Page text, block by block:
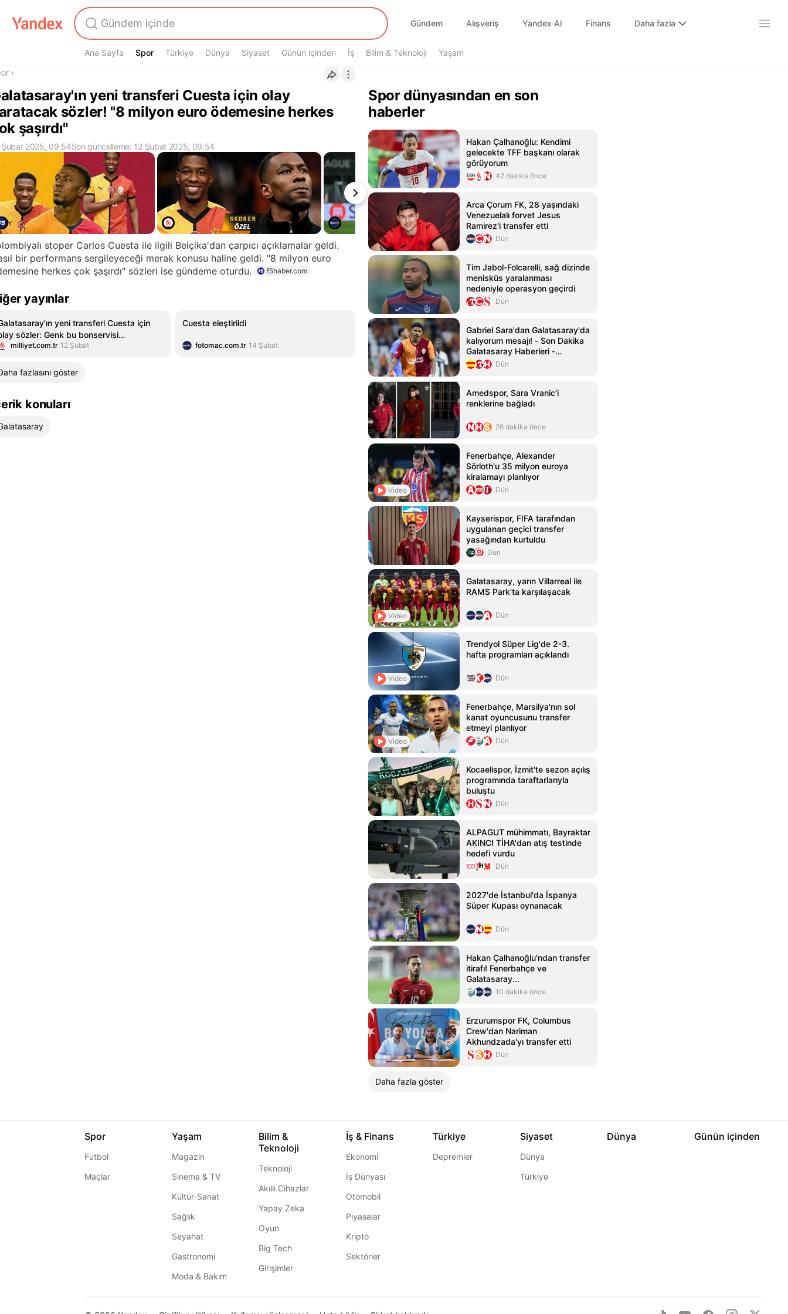
Gündem Alışveriş Yandex AI Finans Daha fazla
Ana Sayfa Spor
Spor Türkiye Dünya Siyaset Günün içinden İş Bilim & Teknoloji Yaşam
›
yeni transferi Cuesta için olay
sözler! "8 milyon euro ödemesine herkes
şaşırdı"
Şubat 2025, 09:54Son güncelleme: 12 Şubat 2025, 09:54
stoper Carlos Cuesta ile ilgili Belçika'dan çarpıcı açıklamalar geldi.
bir performans sergileyeceği merak konusu haline geldi. "8 milyon euro
herkes çok şaşırdı" sözleri ise gündeme oturdu.
f5haber.com
yayınlar
yeni transferi Cuesta için
sözler: Genk bu bonservisi
milliyet.com.tr 12 Şubat
Cuesta eleştirildi
fotomac.com.tr 14 Şubat
fazlasını göster
konuları
Spor dünyasından en son
haberler
Hakan Çalhanoğlu: Kendimi
gelecekte TFF başkanı olarak
görüyorum
42 dakika önce
Arca Çorum FK, 28 yaşındaki
Venezuelalı forvet Jesus
Ramirez'i transfer etti
Dün
Tim Jabol-Folcarelli, sağ dizinde
menisküs yaralanması
nedeniyle operasyon geçirdi
Dün
Gabriel Sara'dan Galatasaray'da
kalıyorum mesajı! - Son Dakika
Galatasaray Haberleri -
Habertürk
Dün
Amedspor, Sara Vranic’i
renklerine bağladı
26 dakika önce
Video
Fenerbahçe, Alexander
Sörloth'u 35 milyon euroya
kiralamayı planlıyor
Dün
Kayserispor, FIFA tarafından
uygulanan geçici transfer
yasağından kurtuldu
Dün
Video
Galatasaray, yarın Villarreal ile
RAMS Park'ta karşılaşacak
Dün
Video
Trendyol Süper Lig'de 2-3.
hafta programları açıklandı
Dün
Video
Fenerbahçe, Marsilya'nın sol
kanat oyuncusunu transfer
etmeyi planlıyor
Dün
Kocaelispor, İzmit'te sezon açılış
programında taraftarlarıyla
buluştu
Dün
ALPAGUT mühimmatı, Bayraktar
AKINCI TİHA'dan atış testinde
hedefi vurdu
Dün
2027'de İstanbul'da İspanya
Süper Kupası oynanacak
Dün
Hakan Çalhanoğlu'ndan transfer
itirafı! Fenerbahçe ve
Galatasaray...
10 dakika önce
Erzurumspor FK, Columbus
Crew'dan Nariman
Akhundzada'yı transfer etti
Dün
Daha fazla göster
Spor
Futbol
Maçlar
Yaşam
Magazin
Sinema & TV
Kültür-Sanat
Sağlık
Seyahat
Gastronomi
Moda & Bakım
Bilim &
Teknoloji
Teknoloji
Akıllı Cihazlar
Yapay Zeka
Oyun
Big Tech
Girişimler
İş & Finans
Ekonomi
İş Dünyası
Otomobil
Piyasalar
Kripto
Sektörler
Türkiye
Depremler
Siyaset
Dünya
Türkiye
Dünya Günün içinden